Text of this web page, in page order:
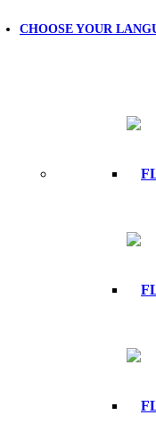
CHOOSE YOUR